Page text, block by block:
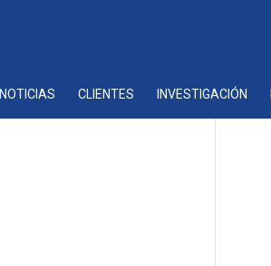
NOTICIAS CLIENTES INVESTIGACIÓN